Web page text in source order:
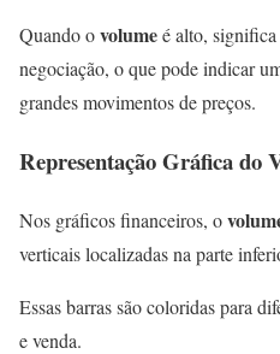
Quando ovolumeé alto,
negociação, o que pode indicar
grandes movimentos de preços.
Representação Gráfica do
Nos gráficos financeiros, o
verticais localizadas na parte
Essas barras são coloridas para
e venda.